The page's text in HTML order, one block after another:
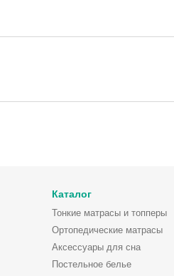
Каталог
Тонкие матрасы и топперы
Ортопедические матрасы
Аксессуары для сна
Постельное белье